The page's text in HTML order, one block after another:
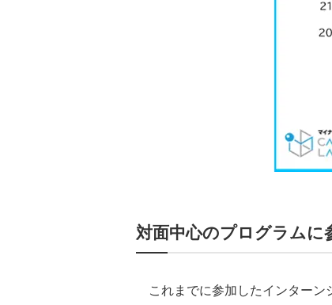
対面中心のプログラムに
これまでに参加したインターン